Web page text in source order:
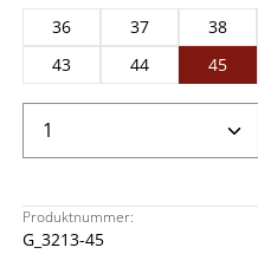
36 37 38
43
44 45
Produkt
Produktnummer:
G_3213-45